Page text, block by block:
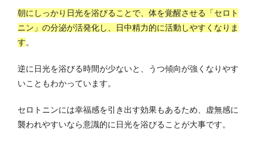
朝にしっかり日光を浴びることで、体を覚醒させる「セロト
ニン」の分泌が活発化し、日中精力的に活動しやすくなりま
す。
逆に日光を浴びる時間が少ないと、うつ傾向が強くなりやす
いこともわかっています。
セロトニンには幸福感を引き出す効果もあるため、虚無感に
襲われやすいなら意識的に日光を浴びることが大事です。